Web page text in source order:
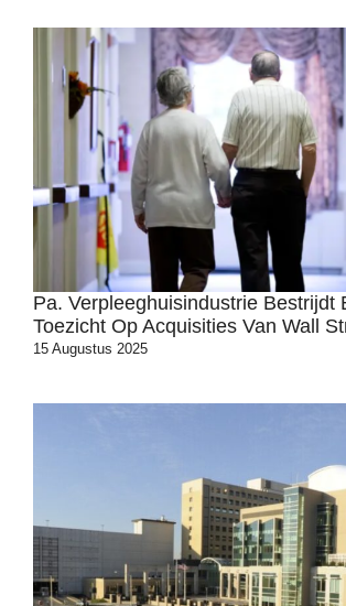
Pa. Verpleeghuisindustrie Bestrijdt
Toezicht Op Acquisities Van Wall
15 Augustus 2025